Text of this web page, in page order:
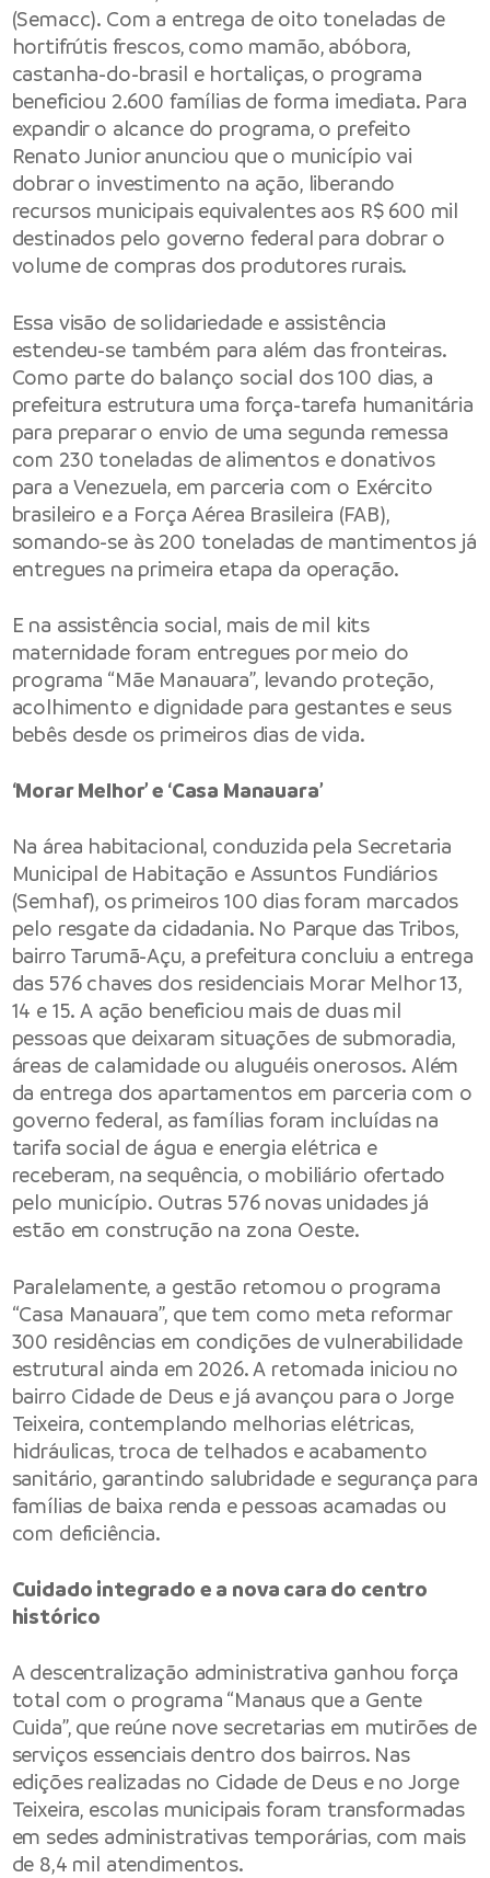
(Semacc). Com a entrega de oito toneladas de
hortifrútis frescos, como mamão, abóbora,
castanha-do-brasil e hortaliças, o programa
beneficiou 2.600 famílias de forma imediata. Para
expandir o alcance do programa, o prefeito
Renato Junior anunciou que o município vai
dobrar o investimento na ação, liberando
recursos municipais equivalentes aos R$ 600 mil
destinados pelo governo federal para dobrar o
volume de compras dos produtores rurais.
Essa visão de solidariedade e assistência
estendeu-se também para além das fronteiras.
Como parte do balanço social dos 100 dias, a
prefeitura estrutura uma força-tarefa humanitária
para preparar o envio de uma segunda remessa
com 230 toneladas de alimentos e donativos
para a Venezuela, em parceria com o Exército
brasileiro e a Força Aérea Brasileira (FAB),
somando-se às 200 toneladas de mantimentos já
entregues na primeira etapa da operação.
E na assistência social, mais de mil kits
maternidade foram entregues por meio do
programa “Mãe Manauara”, levando proteção,
acolhimento e dignidade para gestantes e seus
bebês desde os primeiros dias de vida.
‘Morar Melhor’ e ‘Casa Manauara’
Na área habitacional, conduzida pela Secretaria
Municipal de Habitação e Assuntos Fundiários
(Semhaf), os primeiros 100 dias foram marcados
pelo resgate da cidadania. No Parque das Tribos,
bairro Tarumã-Açu, a prefeitura concluiu a entrega
das 576 chaves dos residenciais Morar Melhor 13,
14 e 15. A ação beneficiou mais de duas mil
pessoas que deixaram situações de submoradia,
áreas de calamidade ou aluguéis onerosos. Além
da entrega dos apartamentos em parceria com o
governo federal, as famílias foram incluídas na
tarifa social de água e energia elétrica e
receberam, na sequência, o mobiliário ofertado
pelo município. Outras 576 novas unidades já
estão em construção na zona Oeste.
Paralelamente, a gestão retomou o programa
“Casa Manauara”, que tem como meta reformar
300 residências em condições de vulnerabilidade
estrutural ainda em 2026. A retomada iniciou no
bairro Cidade de Deus e já avançou para o Jorge
Teixeira, contemplando melhorias elétricas,
hidráulicas, troca de telhados e acabamento
sanitário, garantindo salubridade e segurança para
famílias de baixa renda e pessoas acamadas ou
com deficiência.
Cuidado integrado e a nova cara do centro
histórico
A descentralização administrativa ganhou força
total com o programa “Manaus que a Gente
Cuida”, que reúne nove secretarias em mutirões de
serviços essenciais dentro dos bairros. Nas
edições realizadas no Cidade de Deus e no Jorge
Teixeira, escolas municipais foram transformadas
em sedes administrativas temporárias, com mais
de 8,4 mil atendimentos.